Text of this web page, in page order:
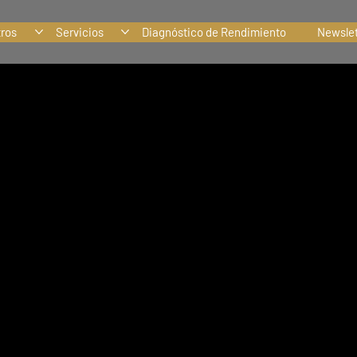
Servicios Diagnóstico de Rendimiento